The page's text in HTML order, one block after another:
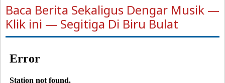
Baca Berita Sekaligus Dengar Musik —
Klik ini — Segitiga Di Biru Bulat